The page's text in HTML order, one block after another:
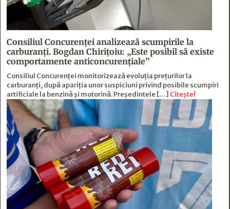
Consiliul Concurenței analizează scumpirile la
carburanți. Bogdan Chirițoiu: „Este posibil să existe
comportamente anticoncurențiale”
Consiliul Concurenței monitorizează evoluția prețurilor la
carburanți, după apariția unor suspiciuni privind posibile scumpiri
artificiale la benzină și motorină. Președintele […] Citește!